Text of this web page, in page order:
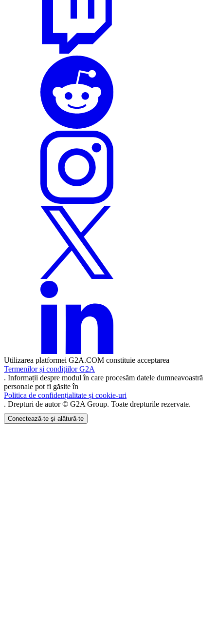
Utilizarea platformei G2A.COM constituie acceptarea
Termenilor și condițiilor G2A
. Informații despre modul în care procesăm datele dumneavoastră
personale pot fi găsite în
Politica de confidențialitate și cookie-uri
. Drepturi de autor © G2A Group. Toate drepturile rezervate.
Conectează-te și alătură-te